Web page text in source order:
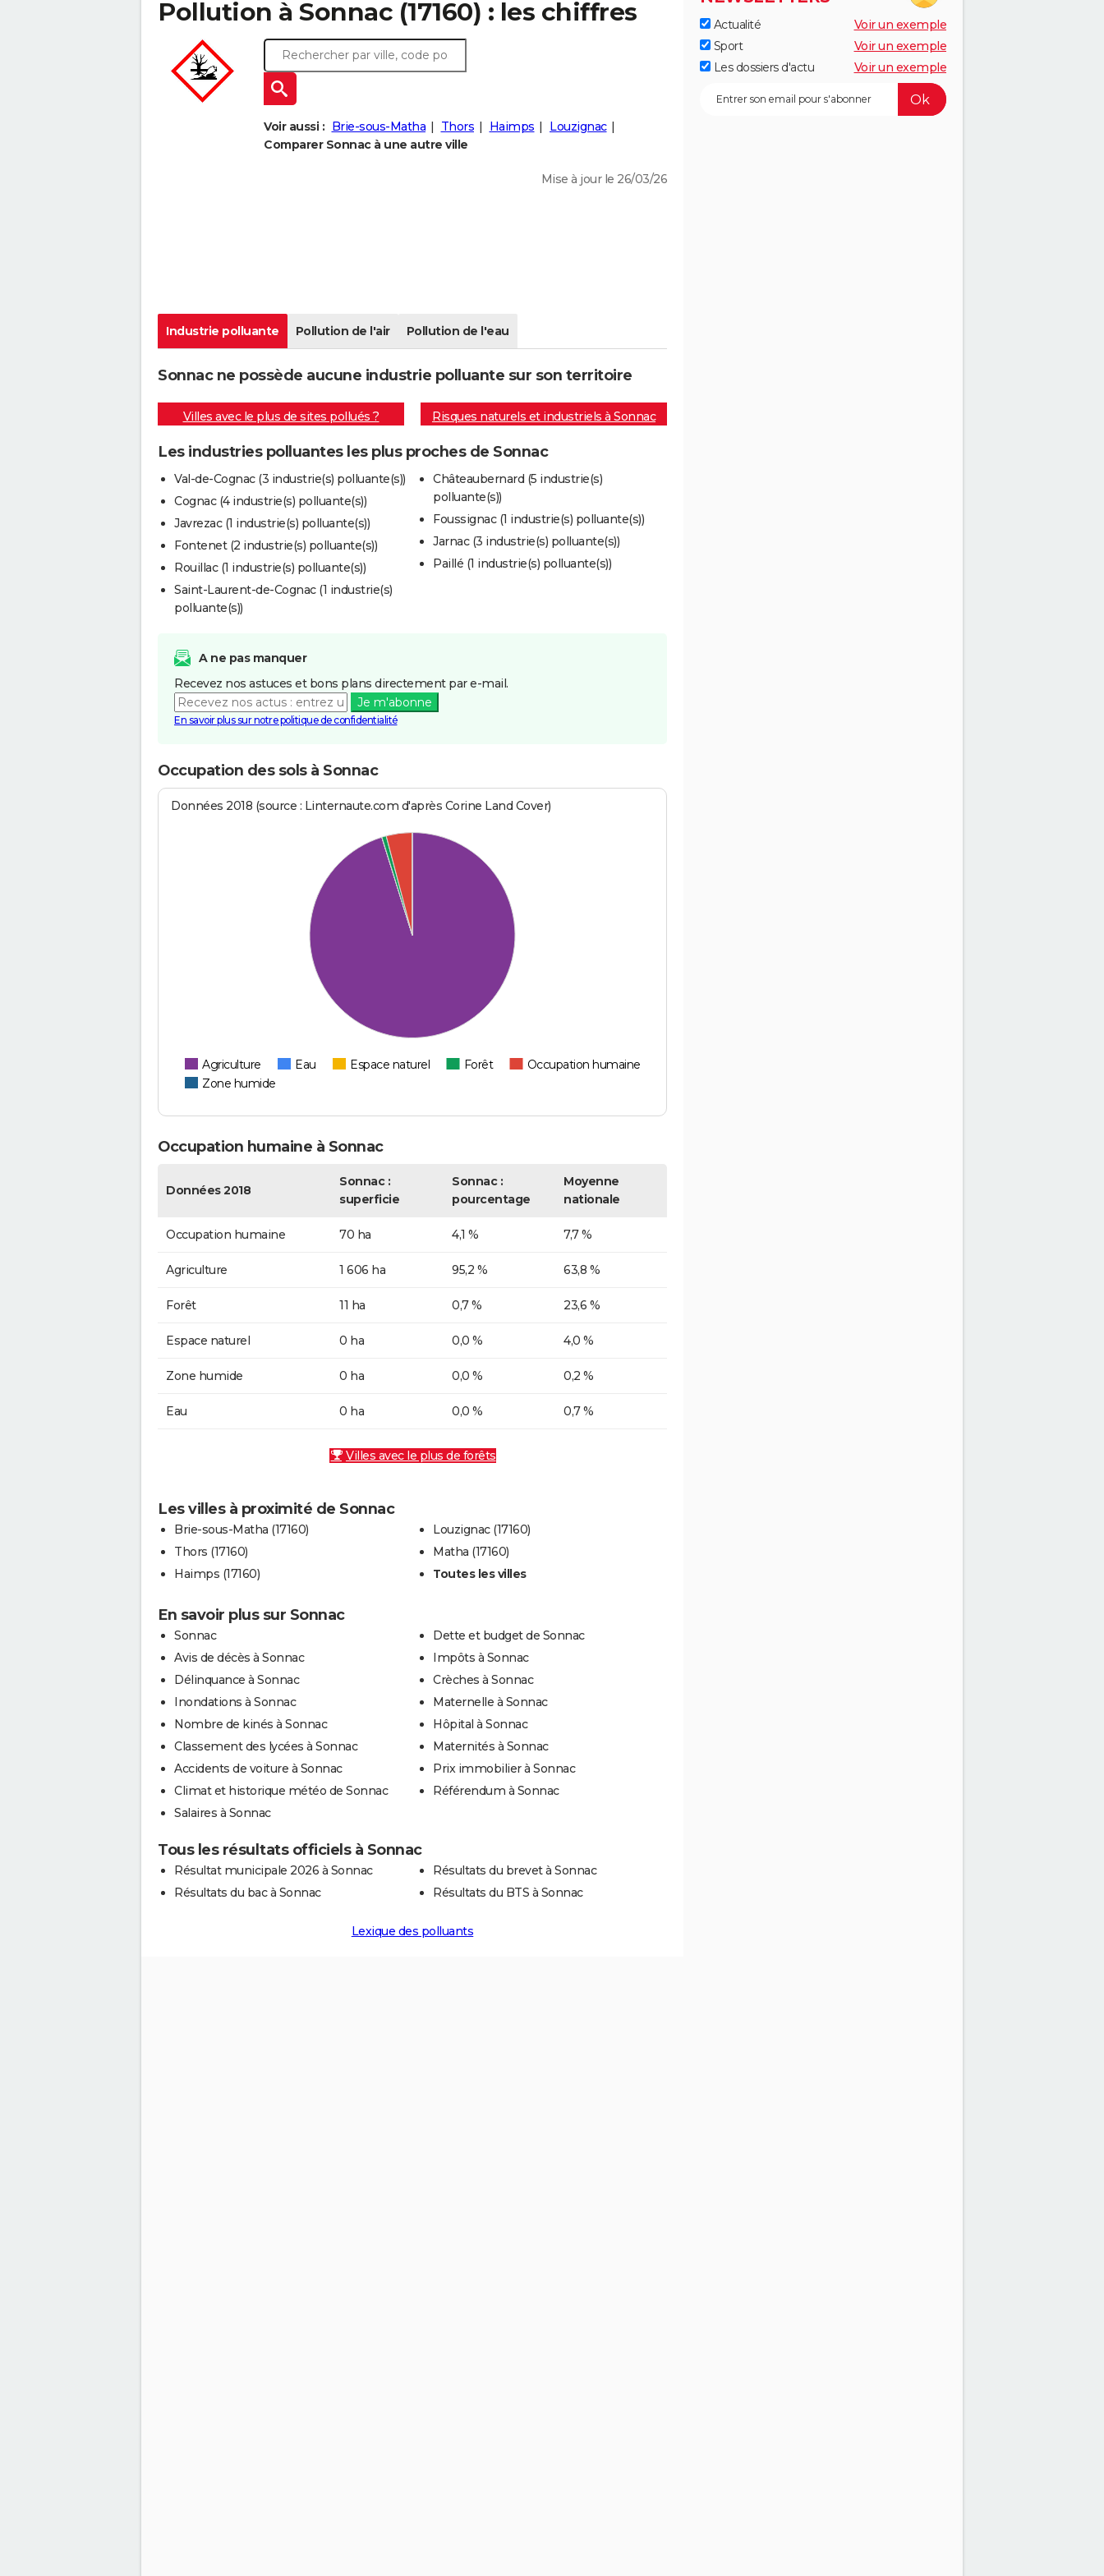
Pollution à Sonnac (17160) : les chiffres
Voir aussi : Brie-sous-Matha Thors Haimps
Louzignac
Comparer Sonnac à une autre ville
Mise à jour le 26/03/26
Industrie polluante Pollution de l'air Pollution de l'eau
Sonnac ne possède aucune industrie polluante sur son territoire
Villes avec le plus de sites pollués ? Risques naturels et industriels à Sonnac
Les industries polluantes les plus proches de Sonnac
Val-de-Cognac (3 industrie(s) polluante(s))
Cognac (4 industrie(s) polluante(s))
Javrezac (1 industrie(s) polluante(s))
Fontenet (2 industrie(s) polluante(s))
Rouillac (1 industrie(s) polluante(s))
Saint-Laurent-de-Cognac (1 industrie(s)
polluante(s))
Châteaubernard (5 industrie(s)
polluante(s))
Foussignac (1 industrie(s) polluante(s))
Jarnac (3 industrie(s) polluante(s))
Paillé (1 industrie(s) polluante(s))
A ne pas manquer
Recevez nos astuces et bons plans directement par e-mail.
Je m'abonne
En savoir plus sur notre politique de confidentialité
Occupation des sols à Sonnac
Données 2018 (source : Linternaute.com d'après Corine Land Cover)
Agriculture Eau Espace naturel Forêt
Occupation humaine
Zone humide
Occupation humaine à Sonnac
Données 2018
Sonnac :
superficie
Sonnac :
pourcentage
Moyenne
nationale
Occupation humaine 70 ha 4,1 % 7,7 %
Agriculture 1 606 ha 95,2 % 63,8 %
Forêt 11 ha 0,7 % 23,6 %
Espace naturel 0 ha 0,0 % 4,0 %
Zone humide 0 ha 0,0 % 0,2 %
Eau 0 ha 0,0 % 0,7 %
Villes avec le plus de forêts
Les villes à proximité de Sonnac
Brie-sous-Matha (17160)
Thors (17160)
Haimps (17160)
Louzignac (17160)
Matha (17160)
Toutes les villes
En savoir plus sur Sonnac
Sonnac
Avis de décès à Sonnac
Délinquance à Sonnac
Inondations à Sonnac
Nombre de kinés à Sonnac
Classement des lycées à Sonnac
Accidents de voiture à Sonnac
Climat et historique météo de Sonnac
Salaires à Sonnac
Dette et budget de Sonnac
Impôts à Sonnac
Crèches à Sonnac
Maternelle à Sonnac
Hôpital à Sonnac
Maternités à Sonnac
Prix immobilier à Sonnac
Référendum à Sonnac
Tous les résultats officiels à Sonnac
Résultat municipale 2026 à Sonnac
Résultats du bac à Sonnac
Résultats du brevet à Sonnac
Résultats du BTS à Sonnac
Lexique des polluants
Actualité
Voir un exemple
Sport
Voir un exemple
Les dossiers d'actu
Voir un exemple